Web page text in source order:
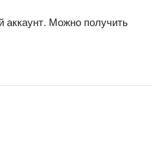
аккаунт. Можно получить